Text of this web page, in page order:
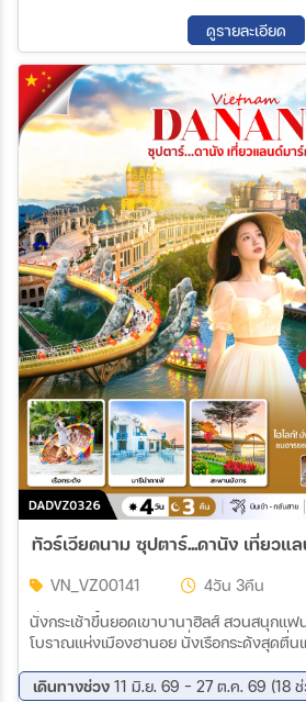
22 ส.
25 ส.
27 ส.ค. 69 - 30 ส.ค. 69
29 ส
31 ส.ค. 69 - 03 ก.ย. 69
01
03 ก.ย. 69 - 06 ก.ย. 69
05 ก
07 ก.ย. 69 - 10 ก.ย. 69
08
10 ก.ย. 69 - 13 ก.ย. 69
12 ก.
14 ก.ย. 69 - 17 ก.ย. 69
15
17 ก.ย. 69 - 20 ก.ย. 69
19 ก.
20 ก.ย. 69 - 23 ก.ย. 69
21 ก.
22 ก.ย. 69 - 25 ก.ย. 69
24 ก
26 ก.ย. 69 - 29 ก.ย. 69
28 ก
29 ก.ย. 69 - 02 ต.ค. 69
30 ก
ดูรายละเอียด
ทัวร์เวียดนาม ซุปตาร์...ดานัง เที่ยว
VN_VZ00141 4วัน 3คืน
นั่งกระเช้าขึ้นยอดเขาบานาฮิลส์ สวนสนุกแ
โบราณแห่งเมืองฮานอย นั่งเรือกระด้งสุดตื่น
เดินทางช่วง 11 มิ.ย. 69 - 27 ต.ค. 69 (18